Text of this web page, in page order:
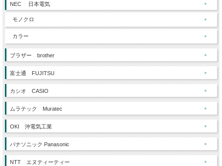
NEC 日本電気
モノクロ
カラー
ブラザー brother
富士通 FUJITSU
カシオ CASIO
ムラテック Muratec
OKI 沖電気工業
パナソニック Panasonic
NTT エヌティーティー